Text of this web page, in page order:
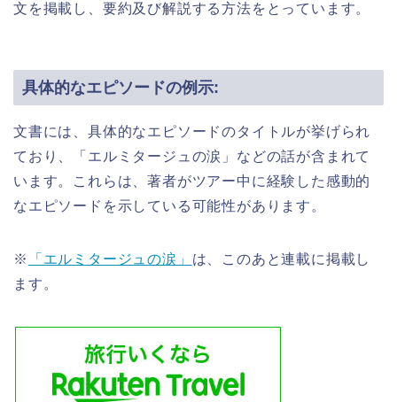
文を掲載し、要約及び解説する方法をとっています。
具体的なエピソードの例示:
文書には、具体的なエピソードのタイトルが挙げられ
ており、「エルミタージュの涙」などの話が含まれて
います。これらは、著者がツアー中に経験した感動的
なエピソードを示している可能性があります。
※ 「エルミタージュの涙」 は、このあと連載に掲載し
ます。